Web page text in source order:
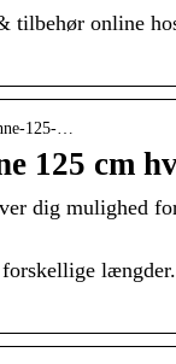
tilbehør online
125-…
125 cm
dig mulighed